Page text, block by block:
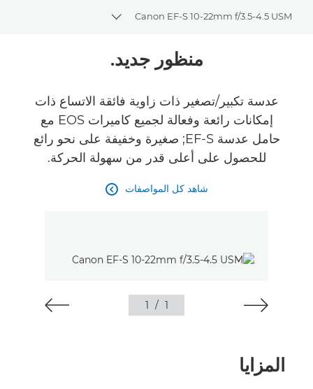
Canon EF-S 10-22mm f/3.5-4.5 USM
Toggle breadcrumbs
منظور جديد.
عدسة تكبير/تصغير ذات زاوية فائقة الاتساع ذات
إمكانات رائعة وفعالة لجميع كاميرات EOS مع
حامل عدسة EF-S; صغيرة وخفيفة على نحو رائع
للحصول على أعلى قدر من سهولة الحركة.
شاهد كل المواصفات 
1
/
1
المزايا